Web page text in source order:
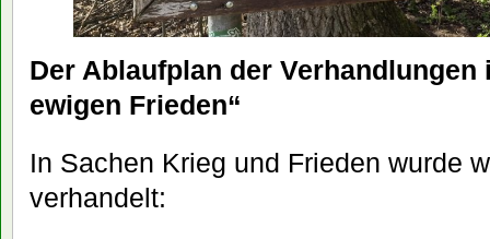
Der Ablaufplan der Verhandlungen
ewigen Frieden“
In Sachen Krieg und Frieden wurde
verhandelt: